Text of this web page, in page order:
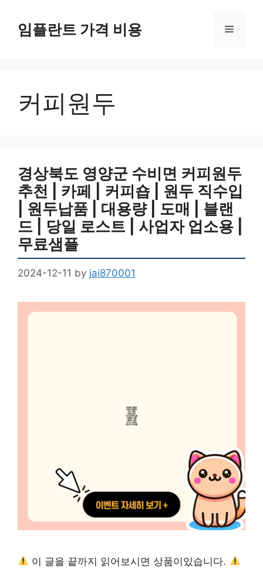
content임플란트 가격 비용 Menu
커피원두
경상북도 영양군 수비면 커피원두
추천 | 카페 | 커피숍 | 원두 직수입
| 원두납품 | 대용량 | 도매 | 블랜
드 | 당일 로스트 | 사업자 업소용 |
무료샘플
2024-12-11 by jai870001
이 글을 끝까지 읽어보시면 상품이있습니다.